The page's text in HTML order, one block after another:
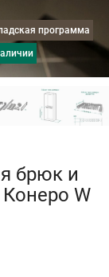
программа
брюк и
W